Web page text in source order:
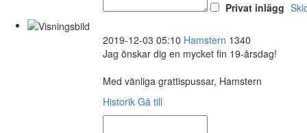
Privat inlägg
2019-12-03 05:10 Hamstern 1340
Jag önskar dig en mycket fin 19-årsdag!
Med vänliga grattispussar, Hamstern
Historik Gå till